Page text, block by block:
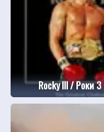
Rocky III / Роки